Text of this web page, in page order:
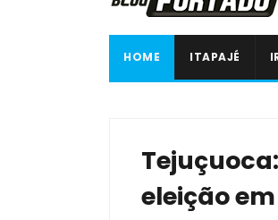
HOME ITAPAJÉ
eleição